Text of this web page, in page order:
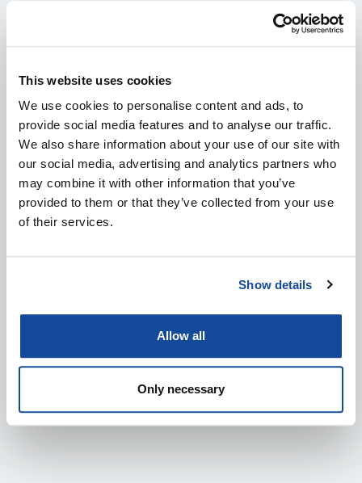
This website uses cookies
We use cookies to personalise content and ads, to
provide social media features and to analyse our traffic.
We also share information about your use of our site with
our social media, advertising and analytics partners who
may combine it with other information that you’ve
provided to them or that they’ve collected from your use
of their services.
Show details
Allow all
Only necessary
Harrastukset: Moottorikelkkailu ja -pyöräily, luonnossa liikkuminen
ja metsästäminen, kuntosali, hiihto, juoksu ja kitaran soittaminen.
pääsee sinne, mihin haluaa.
Share in social media
Share in FacebookShare in Twitter Share in LinkedIn Share in WhatsApp
RELATED ARTICLES